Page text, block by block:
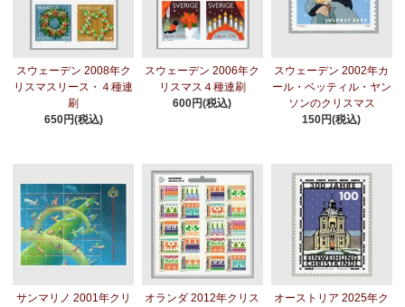
スウェーデン 2008年ク
リスマスリース・４種連
刷
650円(税込)
スウェーデン 2006年ク
リスマス４種連刷
600円(税込)
スウェーデン 2002年カ
ール・ベッティル・ヤン
ソンのクリスマス
150円(税込)
サンマリノ 2001年クリ
オランダ 2012年クリス
オーストリア 2025年ク